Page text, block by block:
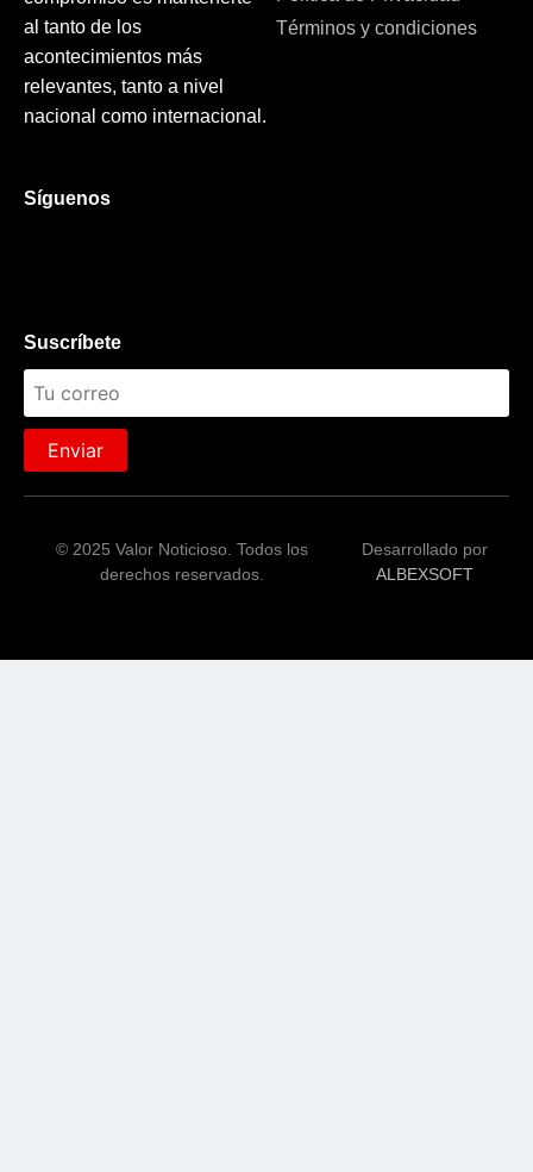
al tanto de los
acontecimientos más
relevantes, tanto a nivel
nacional como internacional.
Términos y condiciones
Síguenos
Suscríbete
Enviar
© 2025 Valor Noticioso. Todos los
derechos reservados.
Desarrollado por
ALBEXSOFT